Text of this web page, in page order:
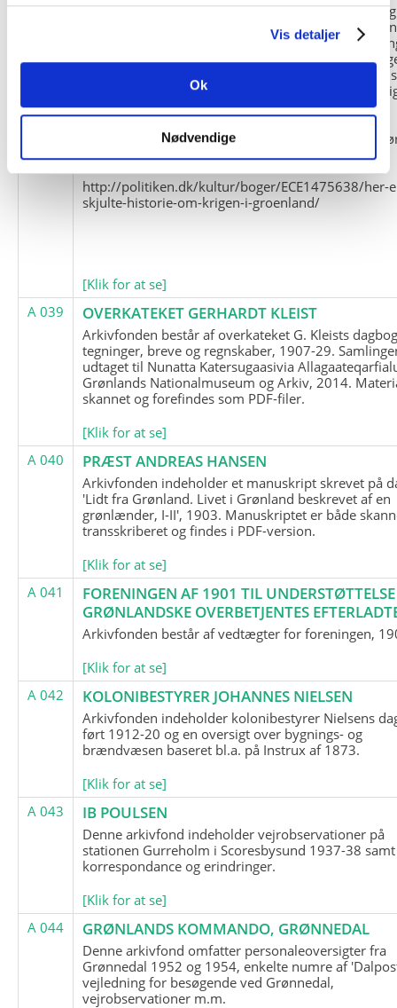
Vis detaljer
Ok
Nødvendige
og Marius Jensen som medlem. Marius Jensens
befinder sig i Militärhistorisches Museum i Dresden
(Tyskland). Kopierne af Friedrich Littmanns
klausuleret iht. aftalen med giveren og Franz
Kontakt venligst Arktisk Instituts ledelse i
brugen af materialet til studie- og
formål.
Nedenunder findes et link til en presseartikel
historien om Nordøstgrønlands Slædepatrulje:
http://politiken.dk/kultur/boger/ECE1475638/her-
skjulte-historie-om-krigen-i-groenland/
[Klik for at se]
A 039
OVERKATEKET GERHARDT KLEIST
Arkivfonden består af overkateket G. Kleists
tegninger, breve og regnskaber, 1907-29.
udtaget til Nunatta Katersugaasivia
Grønlands Nationalmuseum og Arkiv, 2014.
skannet og forefindes som PDF-filer.
[Klik for at se]
A 040
PRÆST ANDREAS HANSEN
Arkivfonden indeholder et manuskript skrevet på
'Lidt fra Grønland. Livet i Grønland beskrevet af en
grønlænder, I-II', 1903. Manuskriptet er både
transskriberet og findes i PDF-version.
[Klik for at se]
A 041
FORENINGEN AF 1901 TIL
GRØNLANDSKE OVERBETJENTES
Arkivfonden består af vedtægter for foreningen,
[Klik for at se]
A 042
KOLONIBESTYRER JOHANNES NIELSEN
Arkivfonden indeholder kolonibestyrer Nielsens
ført 1912-20 og en oversigt over bygnings- og
brændvæsen baseret bl.a. på Instrux af 1873.
[Klik for at se]
A 043
IB POULSEN
Denne arkivfond indeholder vejrobservationer på
stationen Gurreholm i Scoresbysund 1937-38 samt
korrespondance og erindringer.
[Klik for at se]
A 044
GRØNLANDS KOMMANDO, GRØNNEDAL
Denne arkivfond omfatter personaleoversigter fra
Grønnedal 1952 og 1954, enkelte numre af
vejledning for besøgende ved Grønnedal,
vejrobservationer m.m.